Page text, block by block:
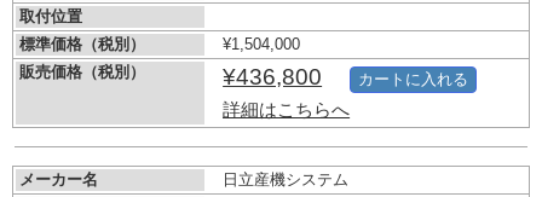
取付位置
標準価格（税別）
¥1,504,000
販売価格（税別）
¥436,800
詳細はこちらへ
カートに入れる
メーカー名
日立産機システム